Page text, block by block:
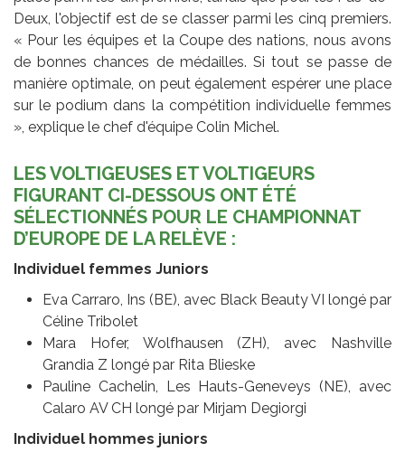
Deux, l'objectif est de se classer parmi les cinq premiers.
« Pour les équipes et la Coupe des nations, nous avons
de bonnes chances de médailles. Si tout se passe de
manière optimale, on peut également espérer une place
sur le podium dans la compétition individuelle femmes
», explique le chef d'équipe Colin Michel.
LES VOLTIGEUSES ET VOLTIGEURS
FIGURANT CI-DESSOUS ONT ÉTÉ
SÉLECTIONNÉS POUR LE CHAMPIONNAT
D’EUROPE DE LA RELÈVE :
Individuel femmes Juniors
Eva Carraro, Ins (BE), avec Black Beauty VI longé par
Céline Tribolet
Mara Hofer, Wolfhausen (ZH), avec Nashville
Grandia Z longé par Rita Blieske
Pauline Cachelin, Les Hauts-Geneveys (NE), avec
Calaro AV CH longé par Mirjam Degiorgi
Individuel hommes juniors